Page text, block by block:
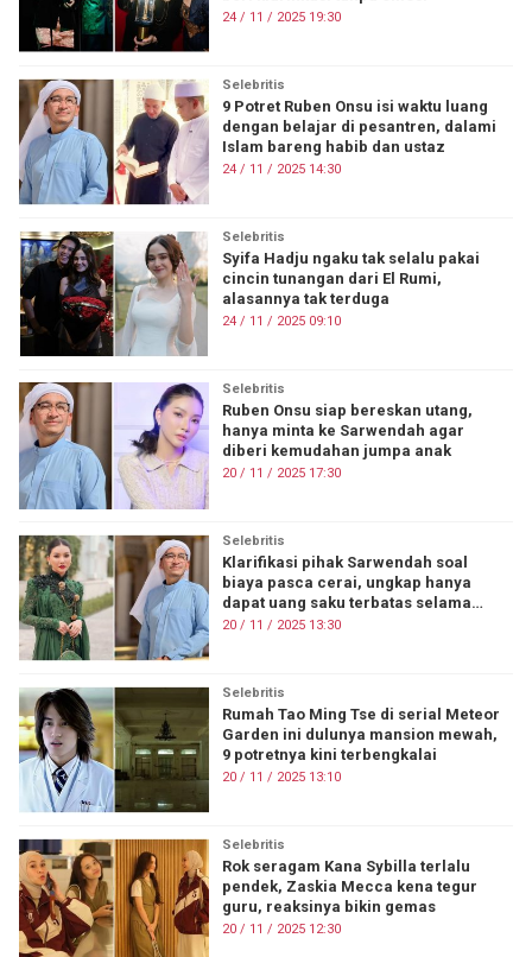
24 / 11 / 2025 19:30
Selebritis
9 Potret Ruben Onsu isi waktu luang
dengan belajar di pesantren, dalami
Islam bareng habib dan ustaz
24 / 11 / 2025 14:30
Selebritis
Syifa Hadju ngaku tak selalu pakai
cincin tunangan dari El Rumi,
alasannya tak terduga
24 / 11 / 2025 09:10
Selebritis
Ruben Onsu siap bereskan utang,
hanya minta ke Sarwendah agar
diberi kemudahan jumpa anak
20 / 11 / 2025 17:30
Selebritis
Klarifikasi pihak Sarwendah soal
biaya pasca cerai, ungkap hanya
dapat uang saku terbatas selama
nikah
20 / 11 / 2025 13:30
Selebritis
Rumah Tao Ming Tse di serial Meteor
Garden ini dulunya mansion mewah,
9 potretnya kini terbengkalai
20 / 11 / 2025 13:10
Selebritis
Rok seragam Kana Sybilla terlalu
pendek, Zaskia Mecca kena tegur
guru, reaksinya bikin gemas
20 / 11 / 2025 12:30